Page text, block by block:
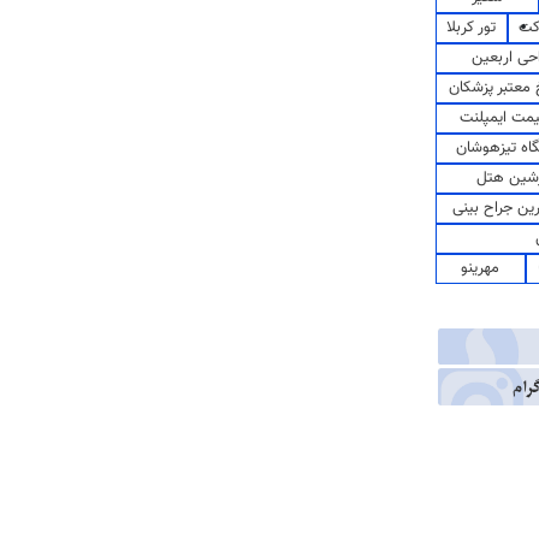
تور کربلا
اربعین
پزشکان
ایمپلنت
تیزهوشان
هتل
جراح بینی
مهرینو